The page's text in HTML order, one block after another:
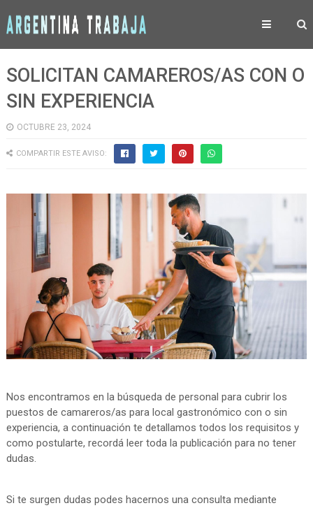
SOLICITAN CAMAREROS/AS CON O
SIN EXPERIENCIA
OCTUBRE 23, 2024
COMPARTIR ESTE AVISO:
Nos encontramos en la búsqueda de personal para cubrir los
puestos de camareros/as para local gastronómico con o sin
experiencia, a continuación te detallamos todos los requisitos y
como postularte, recordá leer toda la publicación para no tener
dudas.
Si te surgen dudas podes hacernos una consulta mediante